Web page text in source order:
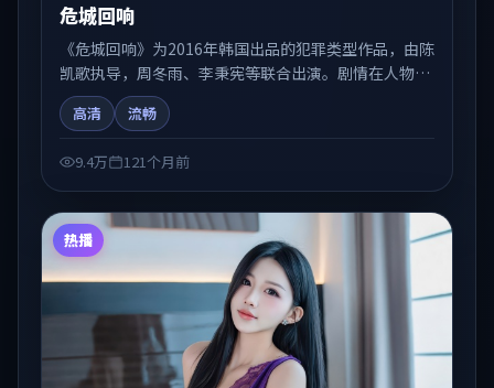
危城回响
《危城回响》为2016年韩国出品的犯罪类型作品，由陈
凯歌执导，周冬雨、李秉宪等联合出演。剧情在人物弧
光与节奏推进中展开，兼具叙事张力与视听质感。可与
站内国产剧、电影、综艺片单交叉检索，便于「国产在
高清 流畅
9.4万 121个月前
热播